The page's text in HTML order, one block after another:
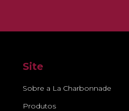
Site
Sobre a La Charbonnade
Produtos